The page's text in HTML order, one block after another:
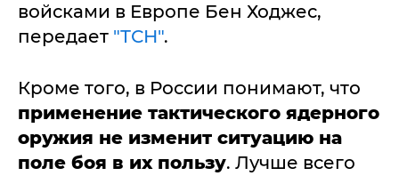
войсками в Европе Бен Ходжес,
передает "ТСН".
Кроме того, в России понимают, что
применение тактического ядерного
оружия не изменит ситуацию на
поле боя в их пользу. Лучше всего